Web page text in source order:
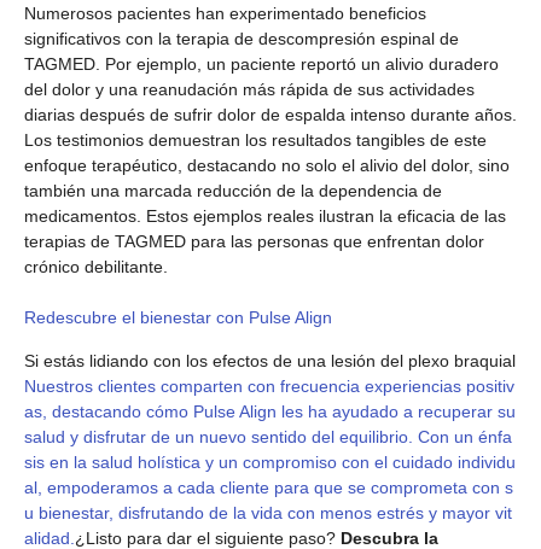
Numerosos pacientes han experimentado beneficios
significativos con la terapia de descompresión espinal de
TAGMED. Por ejemplo, un paciente reportó un alivio duradero
del dolor y una reanudación más rápida de sus actividades
diarias después de sufrir dolor de espalda intenso durante años.
Los testimonios demuestran los resultados tangibles de este
enfoque terapéutico, destacando no solo el alivio del dolor, sino
también una marcada reducción de la dependencia de
medicamentos. Estos ejemplos reales ilustran la eficacia de las
terapias de TAGMED para las personas que enfrentan dolor
crónico debilitante.
Redescubre el bienestar con Pulse Align
Si estás lidiando con los efectos de una lesión del plexo braquial
Nuestros clientes comparten con frecuencia experiencias positiv
as, destacando cómo Pulse Align les ha ayudado a recuperar su
salud y disfrutar de un nuevo sentido del equilibrio. Con un énfa
sis en la salud holística y un compromiso con el cuidado individu
al, empoderamos a cada cliente para que se comprometa con s
u bienestar, disfrutando de la vida con menos estrés y mayor vit
alidad. ¿Listo para dar el siguiente paso? Descubra la